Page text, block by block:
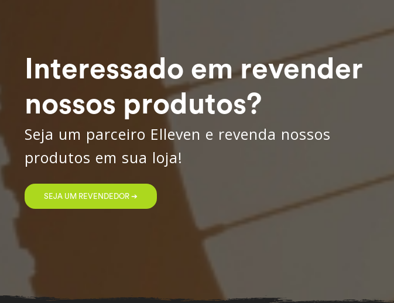
Interessado em revender
nossos produtos?
Seja um parceiro Elleven e revenda nossos
produtos em sua loja!
SEJA UM REVENDEDOR ➔